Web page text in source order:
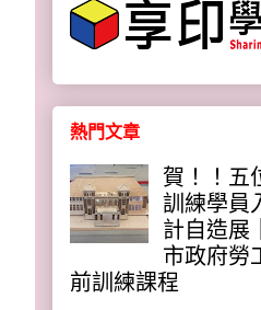
熱門文章
賀！！五
訓練學員
計自造展
市政府勞
前訓練課程